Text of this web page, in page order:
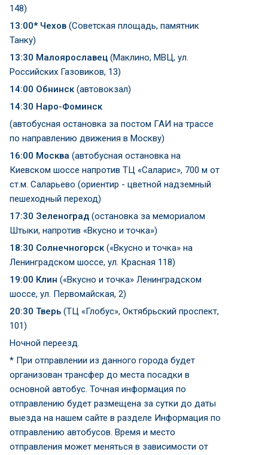
148)
13:00* Чехов (Советская площадь, памятник
Танку)
13:30 Малоярославец (Маклино, МВЦ, ул.
Российских Газовиков, 13)
14:00 Обнинск (автовокзал)
14:30 Наро-Фоминск
(автобусная остановка за постом ГАИ на трассе
по направлению движения в Москву)
16:00 Москва (автобусная остановка на
Киевском шоссе напротив ТЦ «Саларис», 700 м от
ст.м. Саларьево (ориентир - цветной надземный
пешеходный переход)
17:30 Зеленоград (остановка за мемориалом
Штыки, напротив «Вкусно и точка»)
18:30 Солнечногорск («Вкусно и точка» на
Ленинградском шоссе, ул. Красная 118)
19:00 Клин («Вкусно и точка» Ленинградском
шоссе, ул. Первомайская, 2)
20:30 Тверь (ТЦ «Глобус», Октябрьский проспект,
101)
Ночной переезд.
* При отправлении из данного города будет
организован трансфер до места посадки в
основной автобус. Точная информация по
отправлению будет размещена за сутки до даты
выезда на нашем сайте в разделе Информация по
отправлению автобусов. Время и место
отправления может меняться в зависимости от